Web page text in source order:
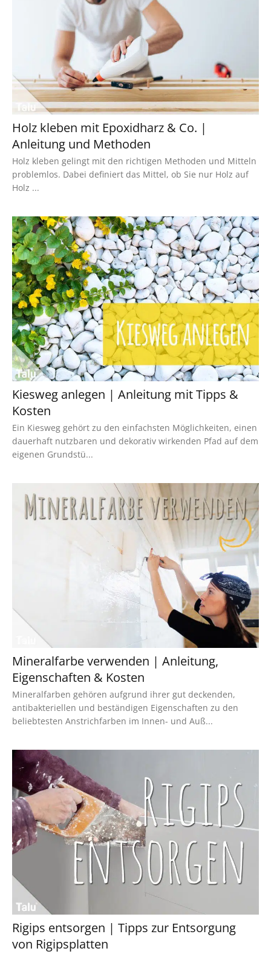
Holz kleben mit Epoxidharz & Co. |
Anleitung und Methoden
Holz kleben gelingt mit den richtigen Methoden und Mitteln
problemlos. Dabei definiert das Mittel, ob Sie nur Holz auf
Holz ...
Kiesweg anlegen | Anleitung mit Tipps &
Kosten
Ein Kiesweg gehört zu den einfachsten Möglichkeiten, einen
dauerhaft nutzbaren und dekorativ wirkenden Pfad auf dem
eigenen Grundstü...
Mineralfarbe verwenden | Anleitung,
Eigenschaften & Kosten
Mineralfarben gehören aufgrund ihrer gut deckenden,
antibakteriellen und beständigen Eigenschaften zu den
beliebtesten Anstrichfarben im Innen- und Auß...
Rigips entsorgen | Tipps zur Entsorgung
von Rigipsplatten